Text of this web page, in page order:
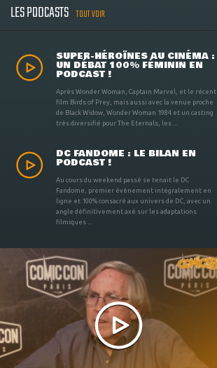
LES PODCASTS TOUT VOIR
SUPER-HÉROÏNES AU CINÉMA :
UN DÉBAT 100% FÉMININ EN
PODCAST !
Après Wonder Woman, Captain Marvel, et le récent
film Birds of Prey, mais aussi avec la venue proche
de Black Widow, Wonder Woman 1984 et un casting
très diversifié pour The Eternals, les ...
DC FANDOME : LE BILAN EN
PODCAST !
Au cours du weekend passé se tenait le DC
Fandome, premier évènement intégralement en
ligne et 100% consacré aux univers de DC, avec un
angle définitivement axé sur les adaptations
filmiques ...